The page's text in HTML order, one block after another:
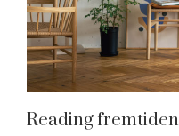
Reading fremtiden